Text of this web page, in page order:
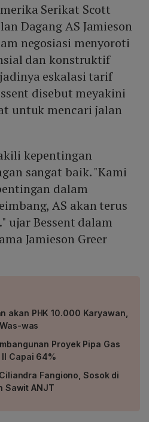
Serikat Scott
Dagang AS Jamieson
negosiasi menyoroti
dan konstruktif
eskalasi tarif
disebut meyakini
untuk mencari jalan
kepentingan
sangat baik. "Kami
dalam
AS akan terus
ujar Bessent dalam
Jamieson Greer
akan PHK 10.000 Karyawan,
was
Proyek Pipa Gas
Capai 64%
Fangiono, Sosok di
Sawit ANJT